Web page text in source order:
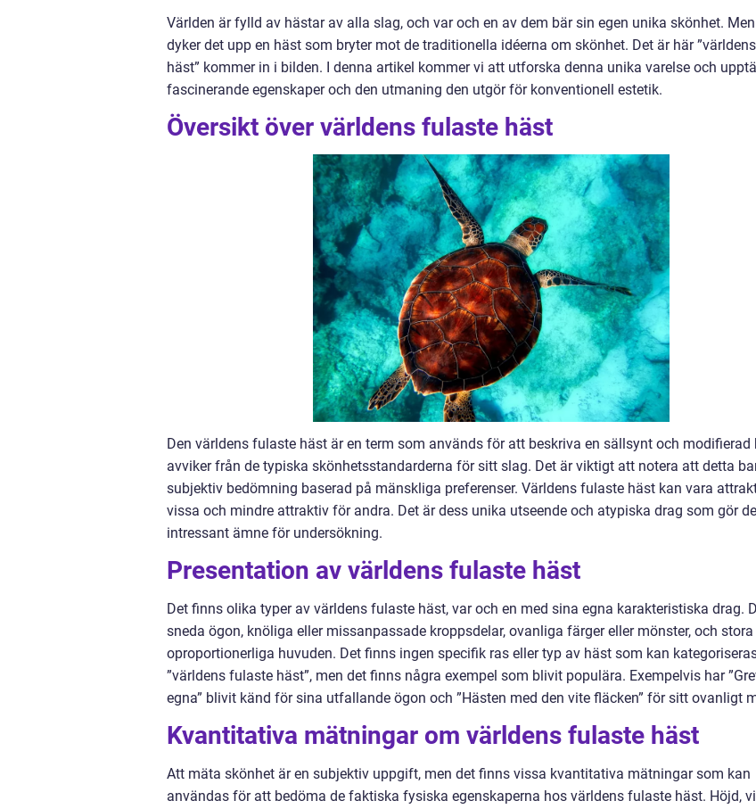
Världen är fylld av hästar av alla slag, och var och en av dem bär sin egen unika skönhet.
dyker det upp en häst som bryter mot de traditionella idéerna om skönhet. Det är här
häst” kommer in i bilden. I denna artikel kommer vi att utforska denna unika varelse och
fascinerande egenskaper och den utmaning den utgör för konventionell estetik.
Översikt över världens fulaste häst
Den världens fulaste häst är en term som används för att beskriva en sällsynt och modifierad
avviker från de typiska skönhetsstandarderna för sitt slag. Det är viktigt att notera att detta
subjektiv bedömning baserad på mänskliga preferenser. Världens fulaste häst kan vara
vissa och mindre attraktiv för andra. Det är dess unika utseende och atypiska drag som gör
intressant ämne för undersökning.
Presentation av världens fulaste häst
Det finns olika typer av världens fulaste häst, var och en med sina egna karakteristiska drag.
sneda ögon, knöliga eller missanpassade kroppsdelar, ovanliga färger eller mönster, och stora
oproportionerliga huvuden. Det finns ingen specifik ras eller typ av häst som kan
”världens fulaste häst”, men det finns några exempel som blivit populära. Exempelvis har
egna” blivit känd för sina utfallande ögon och ”Hästen med den vite fläcken” för sitt ovanligt
Kvantitativa mätningar om världens fulaste häst
Att mäta skönhet är en subjektiv uppgift, men det finns vissa kvantitativa mätningar som kan
användas för att bedöma de faktiska fysiska egenskaperna hos världens fulaste häst. Höjd,